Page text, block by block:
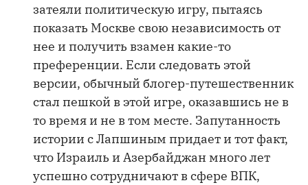
затеяли политическую игру, пытаясь
показать Москве свою независимость от
нее и получить взамен какие-то
преференции. Если следовать этой
версии, обычный блогер-путешественник
стал пешкой в этой игре, оказавшись не в
то время и не в том месте. Запутанность
истории с Лапшиным придает и тот факт,
что Израиль и Азербайджан много лет
успешно сотрудничают в сфере ВПК,